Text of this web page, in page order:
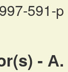
591-
-